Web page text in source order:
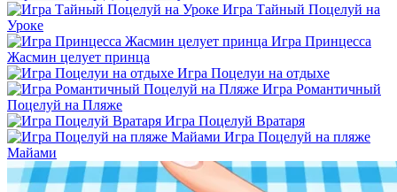
Игра Тайный Поцелуй на
Уроке
Игра Принцесса
Жасмин целует принца
Игра Поцелуи на отдыхе
Игра Романтичный
Поцелуй на Пляже
Игра Поцелуй Вратаря
Игра Поцелуй на пляже
Майами